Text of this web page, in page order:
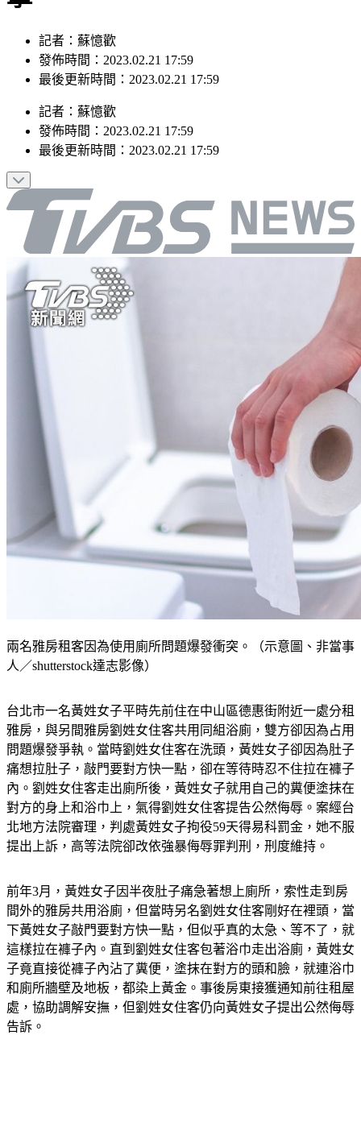
發佈時間：2023.02.21 17:59
最後更新時間：2023.02.21 17:59
發佈時間：2023.02.21 17:59
最後更新時間：2023.02.21 17:59
人／shutterstock達志影像）
雅房，與另間雅房劉姓女住客共用同組浴廁，雙方卻因為占用
問題爆發爭執。當時劉姓女住客在洗頭，黃姓女子卻因為肚子
痛想拉肚子，敲門要對方快一點，卻在等待時忍不住拉在褲子
內。劉姓女住客走出廁所後，黃姓女子就用自己的糞便塗抹在
對方的身上和浴巾上，氣得劉姓女住客提告公然侮辱。案經台
北地方法院審理，判處黃姓女子拘役59天得易科罰金，她不服
提出上訴，高等法院卻改依強暴侮辱罪判刑，刑度維持。
間外的雅房共用浴廁，但當時另名劉姓女住客剛好在裡頭，當
下黃姓女子敲門要對方快一點，但似乎真的太急、等不了，就
這樣拉在褲子內。直到劉姓女住客包著浴巾走出浴廁，黃姓女
子竟直接從褲子內沾了糞便，塗抹在對方的頭和臉，就連浴巾
和廁所牆壁及地板，都染上黃金。事後房東接獲通知前往租屋
處，協助調解安撫，但劉姓女住客仍向黃姓女子提出公然侮辱
告訴。